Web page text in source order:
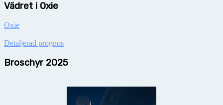
Vädret i Oxie
Oxie
Detaljerad prognos
Broschyr 2025